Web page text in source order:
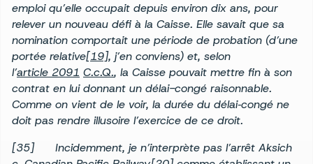
emploi qu’elle occupait depuis environ dix ans, pour
relever un nouveau défi à la Caisse. Elle savait que sa
nomination comportait une période de probation (d’une
portée relative[19], j’en conviens) et, selon
l’article 2091 C.c.Q., la Caisse pouvait mettre fin à son
contrat en lui donnant un délai-congé raisonnable.
Comme on vient de le voir, la durée du délai‑congé ne
doit pas rendre illusoire l’exercice de ce droit.
[35] Incidemment, je n’interprète pas l’arrêt Aksich